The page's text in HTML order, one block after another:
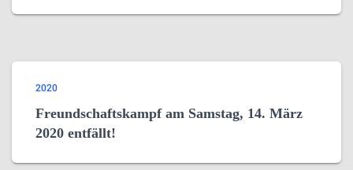
2020
Freundschaftskampf am Samstag, 14. März
2020 entfällt!